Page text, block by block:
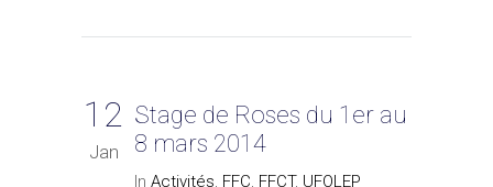
12
Jan
Stage de Roses du 1er au
8 mars 2014
In Activités FFC FFCT, UFOLEP